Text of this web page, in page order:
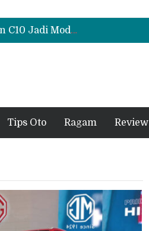
Test Drive Suzuki Fronx SGX Hybrid Kuro di GIIAS 2026, Peserta Soroti Desain Sporty dan DVR
Leapmotor Mulai Perakitan Lokal di Indonesia, B10 dan C10 Jadi Model Perdana
Polytron G3+ Special Collaboration Meluncur di GIIAS 2026, Tampil Makin Gahar dengan Two-Tone
Tips Oto Ragam Review